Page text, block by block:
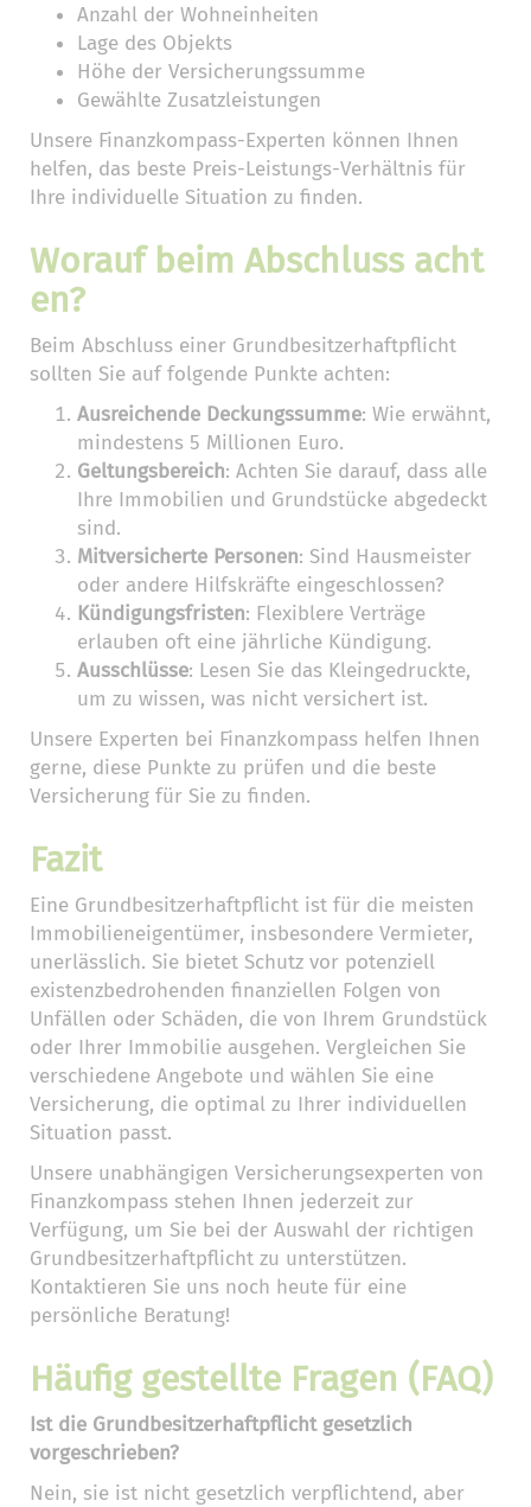
Anzahl der Wohneinheiten
Lage des Objekts
Höhe der Versicherungssumme
Gewählte Zusatzleistungen
Unsere Finanzkompass-Experten können Ihnen
helfen, das beste Preis-Leistungs-Verhältnis für
Ihre individuelle Situation zu finden.
Worauf beim Abschluss acht
en?
Beim Abschluss einer Grundbesitzerhaftpflicht
sollten Sie auf folgende Punkte achten:
Ausreichende Deckungssumme: Wie erwähnt,
mindestens 5 Millionen Euro.
Geltungsbereich: Achten Sie darauf, dass alle
Ihre Immobilien und Grundstücke abgedeckt
sind.
Mitversicherte Personen: Sind Hausmeister
oder andere Hilfskräfte eingeschlossen?
Kündigungsfristen: Flexiblere Verträge
erlauben oft eine jährliche Kündigung.
Ausschlüsse: Lesen Sie das Kleingedruckte,
um zu wissen, was nicht versichert ist.
Unsere Experten bei Finanzkompass helfen Ihnen
gerne, diese Punkte zu prüfen und die beste
Versicherung für Sie zu finden.
Fazit
Eine Grundbesitzerhaftpflicht ist für die meisten
Immobilieneigentümer, insbesondere Vermieter,
unerlässlich. Sie bietet Schutz vor potenziell
existenzbedrohenden finanziellen Folgen von
Unfällen oder Schäden, die von Ihrem Grundstück
oder Ihrer Immobilie ausgehen. Vergleichen Sie
verschiedene Angebote und wählen Sie eine
Versicherung, die optimal zu Ihrer individuellen
Situation passt.
Unsere unabhängigen Versicherungsexperten von
Finanzkompass stehen Ihnen jederzeit zur
Verfügung, um Sie bei der Auswahl der richtigen
Grundbesitzerhaftpflicht zu unterstützen.
Kontaktieren Sie uns noch heute für eine
persönliche Beratung!
Häufig gestellte Fragen (FAQ)
Ist die Grundbesitzerhaftpflicht gesetzlich
vorgeschrieben?
Nein, sie ist nicht gesetzlich verpflichtend, aber